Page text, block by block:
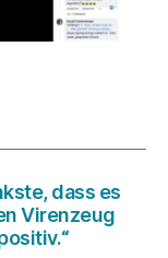
dass es
Virenzeug